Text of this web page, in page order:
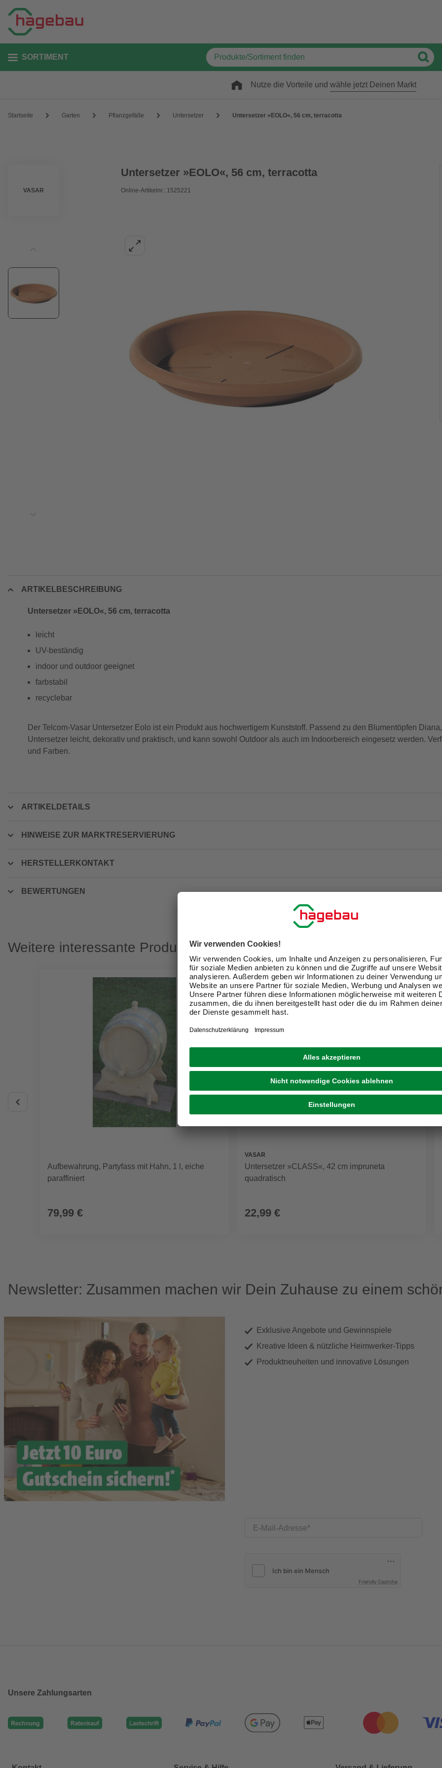
SORTIMENT
Nutze die Vorteile und wähle jetzt Deinen Markt
Startseite Garten Pflanzgefäße Untersetzer Untersetzer »EOLO«, 56 cm, terracotta
VASAR
Untersetzer »EOLO«, 56 cm, terracotta
Online-Artikelnr.: 1525221
ARTIKELBESCHREIBUNG
Untersetzer »EOLO«, 56 cm, terracotta
leicht
UV-beständig
indoor und outdoor geeignet
farbstabil
recyclebar
Der Telcom-Vasar Untersetzer Eolo ist ein Produkt aus hochwertigem Kunststoff. Passend zu den Blumentöpfen
Untersetzer leicht, dekorativ und praktisch, und kann sowohl Outdoor als auch im Indoorbereich eingesetz werden.
und Farben.
ARTIKELDETAILS
HINWEISE ZUR MARKTRESERVIERUNG
HERSTELLERKONTAKT
BEWERTUNGEN
Weitere interessante Produkte
Aufbewahrung, Partyfass mit Hahn, 1 l, eiche
paraffiniert
79,99 €
VASAR
Untersetzer »CLASS«, 42 cm impruneta
quadratisch
22,99 €
Newsletter: Zusammen machen wir Dein Zuhause zu einem
Exklusive Angebote und Gewinnspiele
Kreative Ideen & nützliche Heimwerker-Tipps
Produktneuheiten und innovative Lösungen
E-Mail-Adresse
Friendly Captcha
Unsere Zahlungsarten